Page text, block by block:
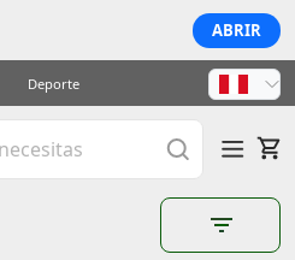
ABRIR
Deporte